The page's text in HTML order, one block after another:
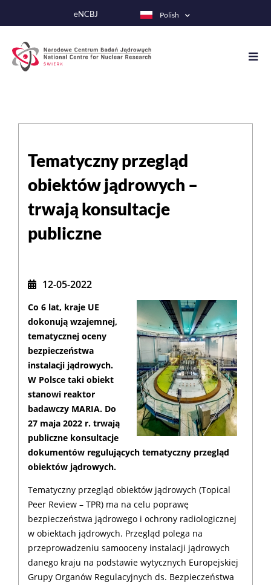
do
eNCBJ Polish
Tematyczny przegląd
obiektów jądrowych –
trwają konsultacje
publiczne
12-05-2022
Co 6 lat, kraje UE
dokonują wzajemnej,
tematycznej oceny
bezpieczeństwa
instalacji jądrowych.
W Polsce taki obiekt
stanowi reaktor
badawczy MARIA. Do
27 maja 2022 r. trwają
publiczne konsultacje
dokumentów regulujących tematyczny przegląd
obiektów jądrowych.
Tematyczny przegląd obiektów jądrowych (Topical
Peer Review – TPR) ma na celu poprawę
bezpieczeństwa jądrowego i ochrony radiologicznej
w obiektach jądrowych. Przegląd polega na
przeprowadzeniu samooceny instalacji jądrowych
danego kraju na podstawie wytycznych Europejskiej
Grupy Organów Regulacyjnych ds. Bezpieczeństwa